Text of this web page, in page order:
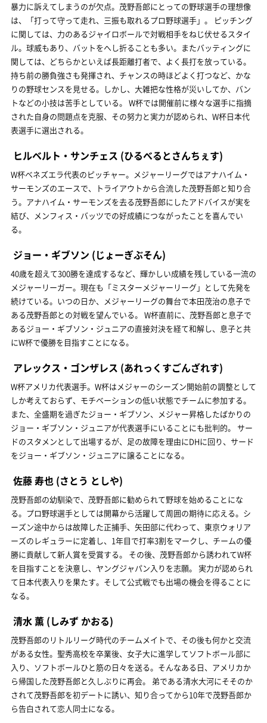
暴力に訴えてしまうのが欠点。茂野吾郎にとっての野球選手の理想像
は、「打って守って走れ、三振も取れるプロ野球選手」。 ピッチング
に関しては、力のあるジャイロボールで対戦相手をねじ伏せるスタイ
ル。球威もあり、バットをへし折ることも多い。またバッティングに
関しては、どちらかといえば長距離打者で、よく長打を放っている。
持ち前の勝負強さも発揮され、チャンスの時ほどよく打つなど、かな
りの野球センスを見せる。しかし、大雑把な性格が災いしてか、バン
トなどの小技は苦手としている。 W杯では開催前に様々な選手に指摘
された自身の問題点を克服、その努力と実力が認められ、W杯日本代
表選手に選出される。
ヒルベルト・サンチェス (ひるべるとさんちぇす)
W杯ベネズエラ代表のピッチャー。メジャーリーグではアナハイム・
サーモンズのエースで、トライアウトから合流した茂野吾郎と知り合
う。アナハイム・サーモンズを去る茂野吾郎にしたアドバイスが実を
結び、メンフィス・バッツでの好成績につながったことを喜んでい
る。
ジョー・ギブソン (じょーぎぶそん)
40歳を超えて300勝を達成するなど、輝かしい成績を残している一流の
メジャーリーガー。現在も「ミスターメジャーリーグ」として先発を
続けている。いつの日か、メジャーリーグの舞台で本田茂治の息子で
ある茂野吾郎との対戦を望んでいる。 W杯直前に、茂野吾郎と息子で
あるジョー・ギブソン・ジュニアの直接対決を経て和解し、息子と共
にW杯で優勝を目指すことになる。
アレックス・ゴンザレス (あれっくすごんざれす)
W杯アメリカ代表選手。W杯はメジャーのシーズン開始前の調整として
しか考えておらず、モチベーションの低い状態でチームに参加する。
また、全盛期を過ぎたジョー・ギブソン、メジャー昇格したばかりの
ジョー・ギブソン・ジュニアが代表選手にいることにも批判的。 サー
ドのスタメンとして出場するが、足の故障を理由にDHに回り、サード
をジョー・ギブソン・ジュニアに譲ることになる。
佐藤 寿也 (さとう としや)
茂野吾郎の幼馴染で、茂野吾郎に勧められて野球を始めることにな
る。プロ野球選手としては開幕から活躍して周囲の期待に応える。シ
ーズン途中からは故障した正捕手、矢田部に代わって、東京ウォリア
ーズのレギュラーに定着し、1年目で打率3割をマークし、チームの優
勝に貢献して新人賞を受賞する。 その後、茂野吾郎から誘われてW杯
を目指すことを決意し、ヤングジャパン入りを志願。 実力が認められ
て日本代表入りを果たす。そして公式戦でも出場の機会を得ることに
なる。
清水 薫 (しみず かおる)
茂野吾郎のリトルリーグ時代のチームメイトで、その後も何かと交流
がある女性。聖秀高校を卒業後、女子大に進学してソフトボール部に
入り、ソフトボールひと筋の日々を送る。そんなある日、アメリカか
ら帰国した茂野吾郎と久しぶりに再会。 弟である清水大河にそそのか
されて茂野吾郎を初デートに誘い、知り合ってから10年で茂野吾郎か
ら告白されて恋人同士になる。